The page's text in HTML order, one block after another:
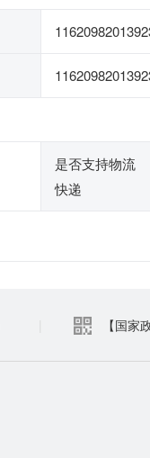
是否支持物流
快递
【国家